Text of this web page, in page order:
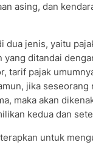
asing, dan
jenis, yaitu
yang ditandai
tarif pajak
jika
maka akan
kedua dan
untuk